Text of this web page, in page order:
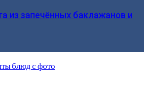
из запечённых баклажанов и